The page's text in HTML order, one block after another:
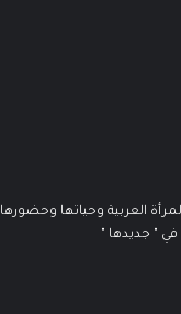
العربية وحياتها وحضورها
في " جديدها "